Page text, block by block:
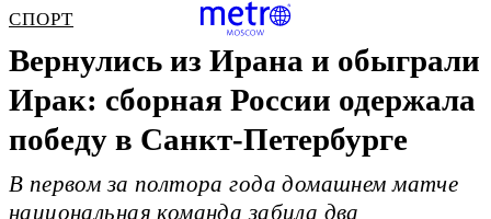
СПОРТ
Вернулись из Ирана и обыграли
Ирак: сборная России одержала
победу в Санкт-Петербурге
В первом за полтора года домашнем матче
национальная команда забила два